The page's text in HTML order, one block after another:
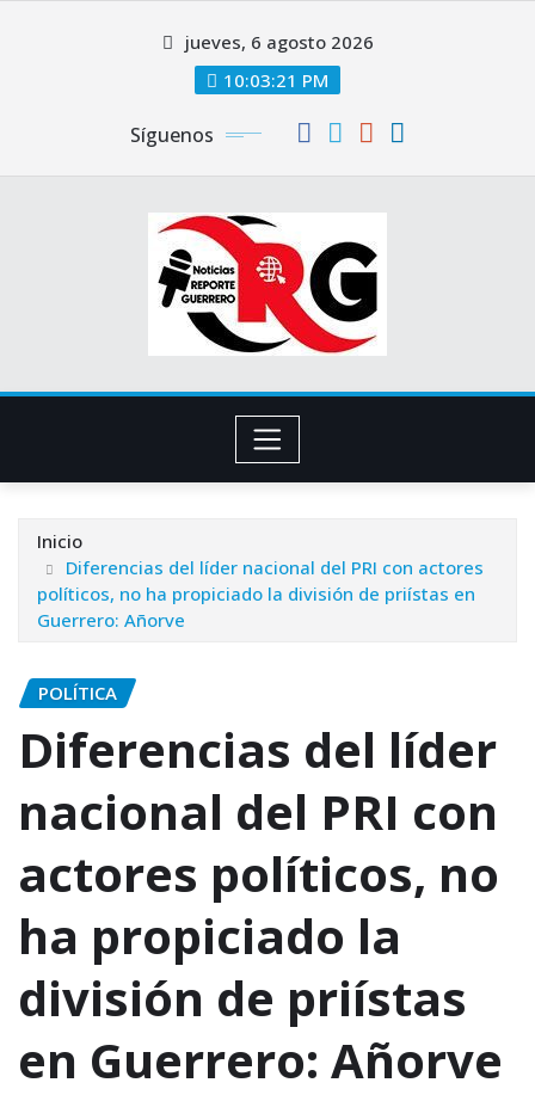
jueves, 6 agosto 2026
10:03:22 PM
Síguenos
Inicio
Diferencias del líder nacional del PRI con actores
políticos, no ha propiciado la división de priístas en
Guerrero: Añorve
POLÍTICA
Diferencias del líder
nacional del PRI con
actores políticos, no
ha propiciado la
división de priístas
en Guerrero: Añorve